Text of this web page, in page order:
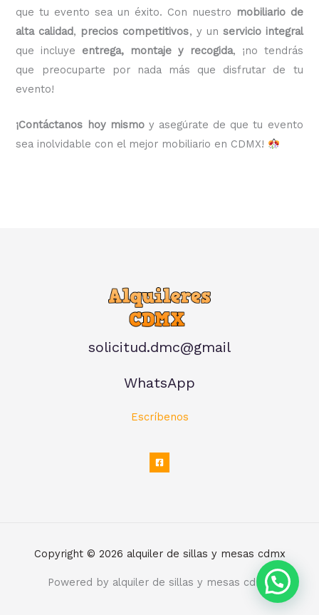
que tu evento sea un éxito. Con nuestro mobiliario de
alta calidad, precios competitivos, y un servicio integral
que incluye entrega, montaje y recogida, ¡no tendrás
que preocuparte por nada más que disfrutar de tu
evento!
¡Contáctanos hoy mismoy asegúrate de que tu evento
sea inolvidable con el mejor mobiliario en CDMX!
solicitud.dmc@gmail
WhatsApp
Escríbenos
Copyright © 2026 alquiler de sillas y mesas cdmx
Powered by alquiler de sillas y mesas cdmx